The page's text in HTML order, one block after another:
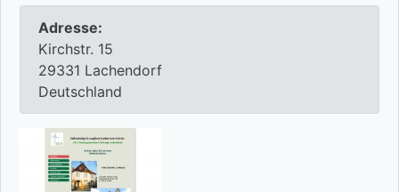
Adresse:
Kirchstr. 15
29331 Lachendorf
Deutschland